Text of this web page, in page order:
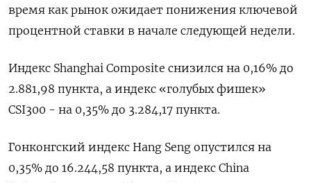
время как рынок ожидает понижения ключевой
процентной ставки в начале следующей недели.
Индекс Shanghai Composite снизился на 0,16% до
2.881,98 пункта, а индекс «голубых фишек»
CSI300 - на 0,35% до 3.284,17 пункта.
Гонконгский индекс Hang Seng опустился на
0,35% до 16.244,58​ пункта, а индекс China